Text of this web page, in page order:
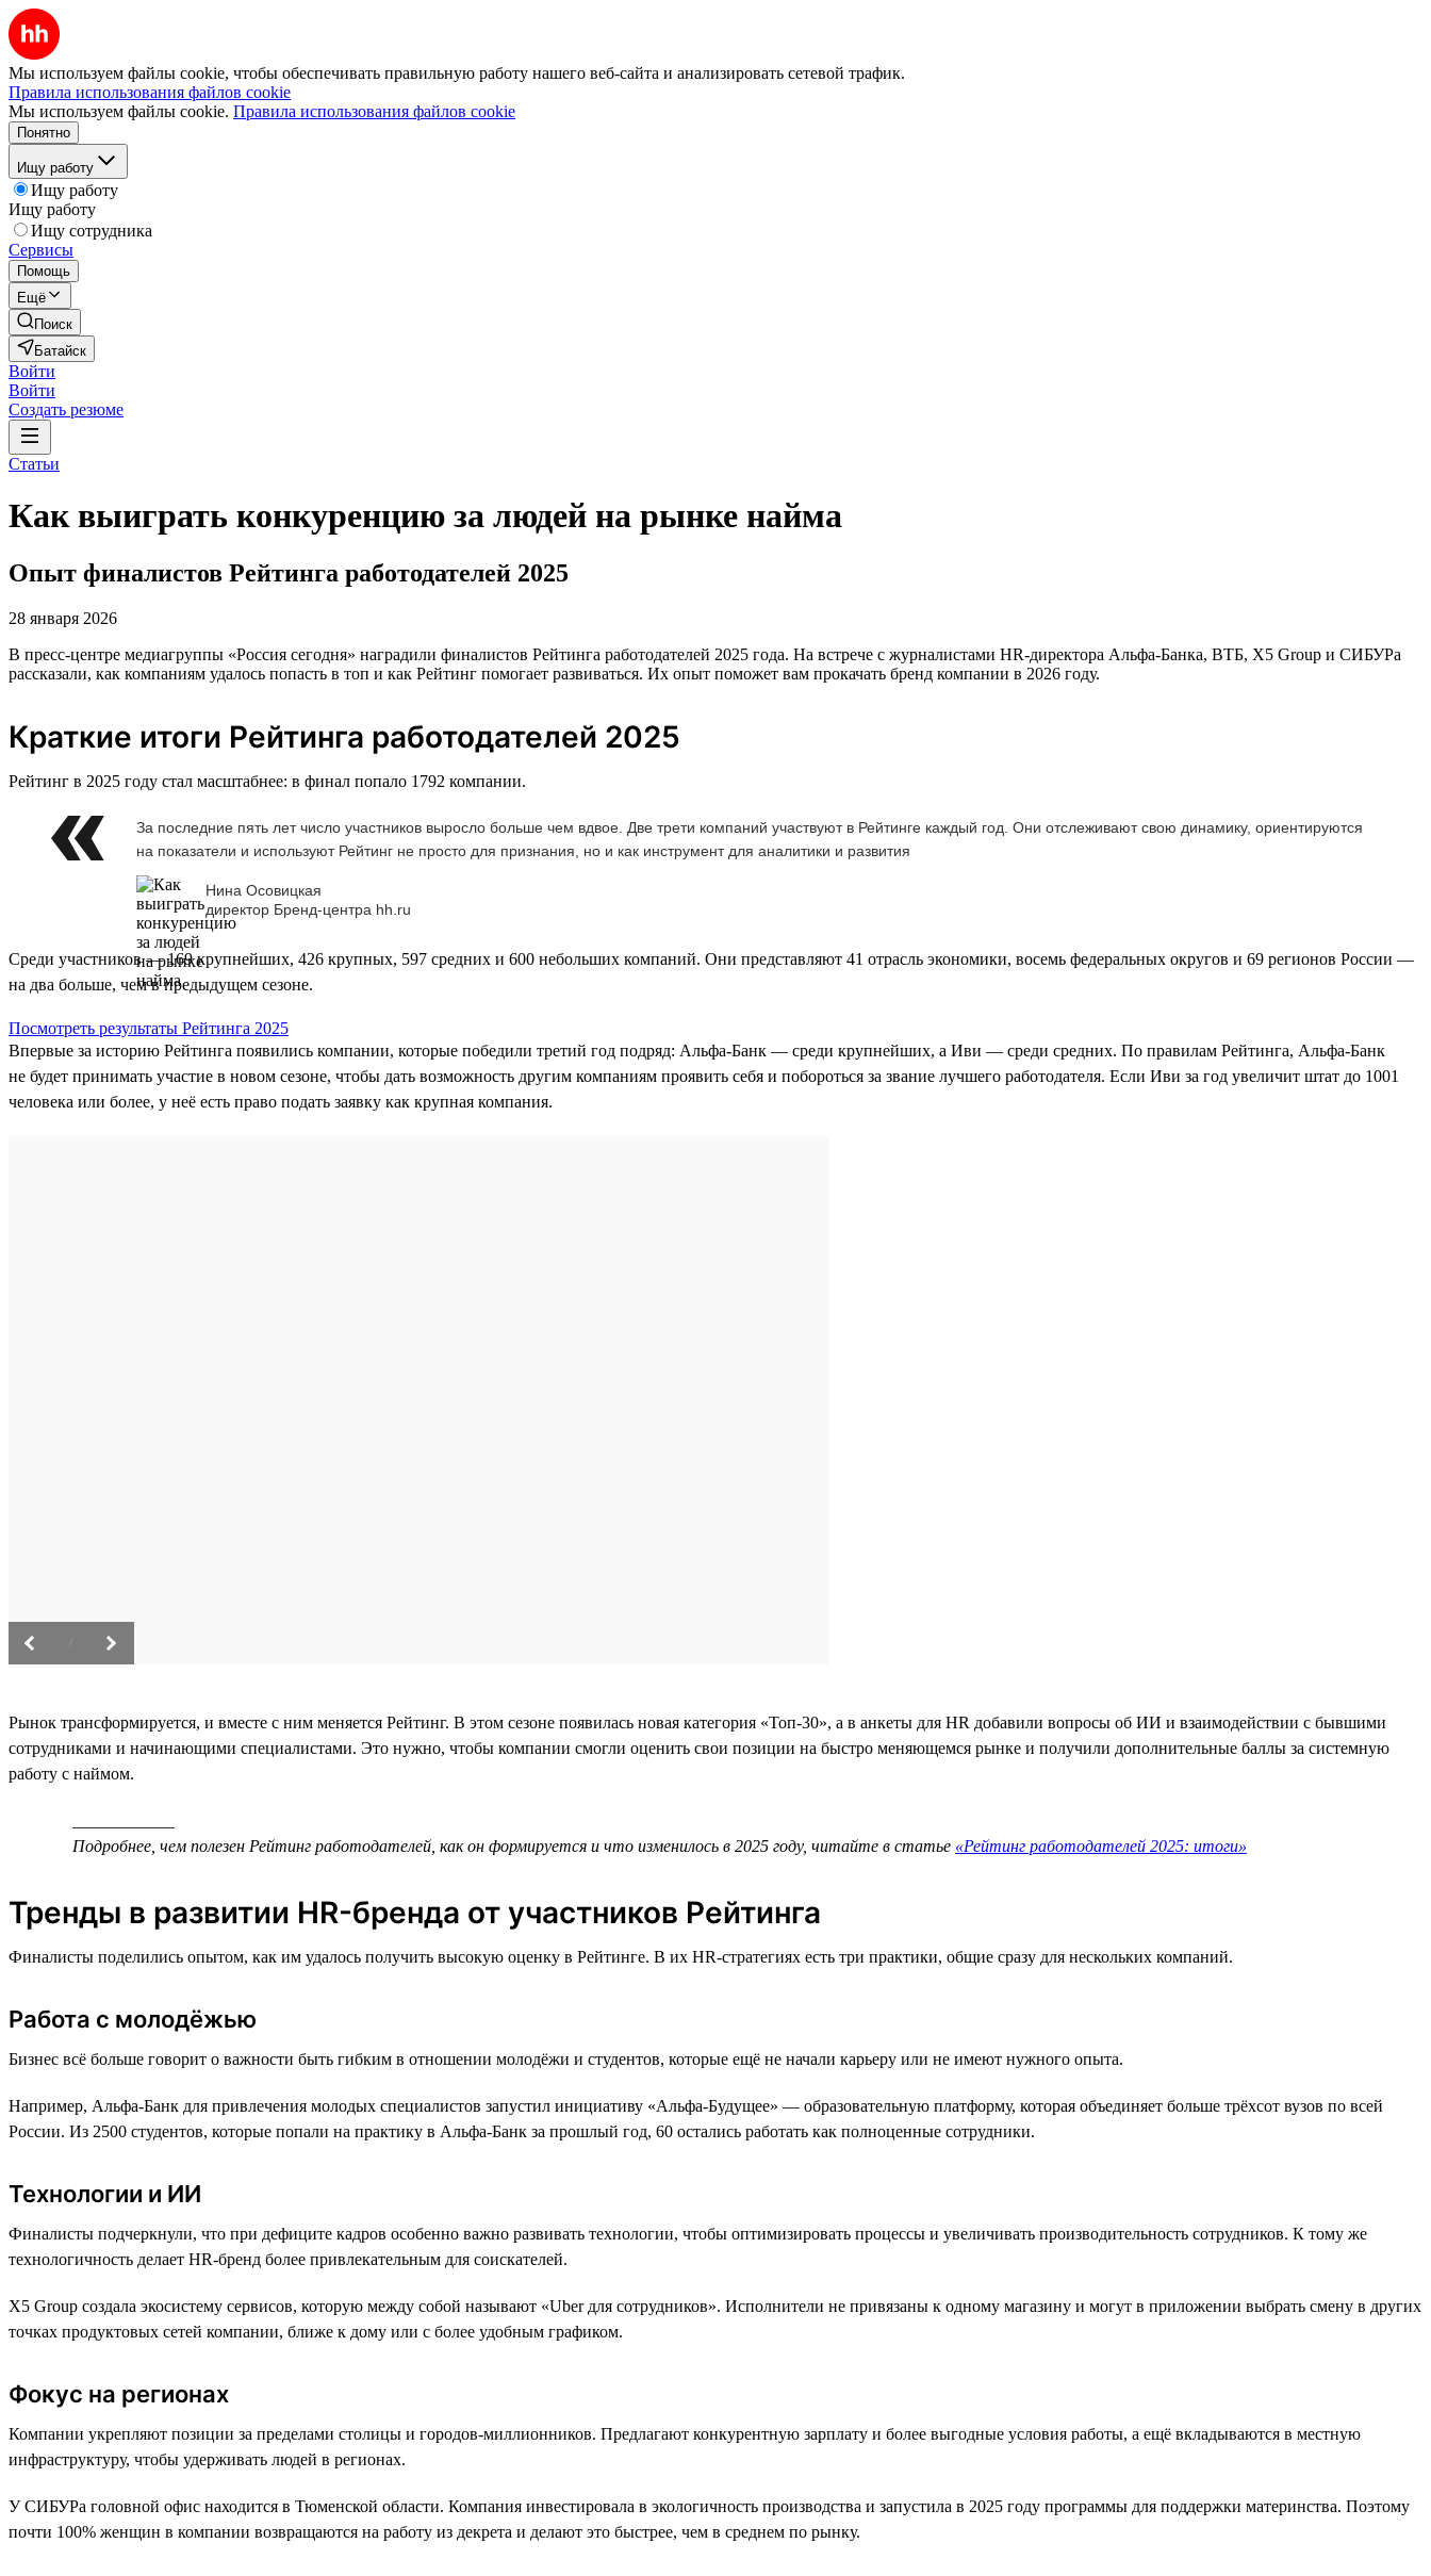
Мы используем файлы cookie, чтобы обеспечивать правильную работу нашего веб-сайта и анализировать сетевой трафик.
Правила использования файлов cookie
Мы используем файлы cookie. Правила использования файлов cookie
Понятно
Ищу работу
Ищу работу
Ищу работу
Ищу сотрудника
Сервисы
Помощь
Ещё
Поиск
Батайск
Войти
Войти
Создать резюме
Статьи
Как выиграть конкуренцию за людей на рынке найма
Опыт финалистов Рейтинга работодателей 2025
28 января 2026
В пресс-центре медиагруппы «Россия сегодня» наградили финалистов Рейтинга работодателей 2025 года. На встрече с журналистами HR-директора Альфа-Банка, ВТБ, X5 Group и СИБУРа
рассказали, как компаниям удалось попасть в топ и как Рейтинг помогает развиваться. Их опыт поможет вам прокачать бренд компании в 2026 году.
Краткие итоги Рейтинга работодателей 2025
Рейтинг в 2025 году стал масштабнее: в финал попало 1792 компании.
За последние пять лет число участников выросло больше чем вдвое. Две трети компаний участвуют в Рейтинге каждый год. Они отслеживают свою динамику, ориентируются
на показатели и используют Рейтинг не просто для признания, но и как инструмент для аналитики и развития
Нина Осовицкая
директор Бренд-центра hh.ru
Среди участников — 169 крупнейших, 426 крупных, 597 средних и 600 небольших компаний. Они представляют 41 отрасль экономики, восемь федеральных округов и 69 регионов России —
на два больше, чем в предыдущем сезоне.
Посмотреть результаты Рейтинга 2025
Впервые за историю Рейтинга появились компании, которые победили третий год подряд: Альфа-Банк — среди крупнейших, а Иви — среди средних. По правилам Рейтинга, Альфа‑Банк
не будет принимать участие в новом сезоне, чтобы дать возможность другим компаниям проявить себя и побороться за звание лучшего работодателя. Если Иви за год увеличит штат до 1001
человека или более, у неё есть право подать заявку как крупная компания.
Рынок трансформируется, и вместе с ним меняется Рейтинг. В этом сезоне появилась новая категория «Топ-30», а в анкеты для HR добавили вопросы об ИИ и взаимодействии с бывшими
сотрудниками и начинающими специалистами. Это нужно, чтобы компании смогли оценить свои позиции на быстро меняющемся рынке и получили дополнительные баллы за системную
работу с наймом.
Подробнее, чем полезен Рейтинг работодателей, как он формируется и что изменилось в 2025 году, читайте в статье «Рейтинг работодателей 2025: итоги»
Тренды в развитии HR-бренда от участников Рейтинга
Финалисты поделились опытом, как им удалось получить высокую оценку в Рейтинге. В их HR-стратегиях есть три практики, общие сразу для нескольких компаний.
Работа с молодёжью
Бизнес всё больше говорит о важности быть гибким в отношении молодёжи и студентов, которые ещё не начали карьеру или не имеют нужного опыта.
Например, Альфа-Банк для привлечения молодых специалистов запустил инициативу «Альфа-Будущее» — образовательную платформу, которая объединяет больше трёхсот вузов по всей
России. Из 2500 студентов, которые попали на практику в Альфа-Банк за прошлый год, 60 остались работать как полноценные сотрудники.
Технологии и ИИ
Финалисты подчеркнули, что при дефиците кадров особенно важно развивать технологии, чтобы оптимизировать процессы и увеличивать производительность сотрудников. К тому же
технологичность делает HR-бренд более привлекательным для соискателей.
X5 Group создала экосистему сервисов, которую между собой называют «Uber для сотрудников». Исполнители не привязаны к одному магазину и могут в приложении выбрать смену в других
точках продуктовых сетей компании, ближе к дому или с более удобным графиком.
Фокус на регионах
Компании укрепляют позиции за пределами столицы и городов-миллионников. Предлагают конкурентную зарплату и более выгодные условия работы, а ещё вкладываются в местную
инфраструктуру, чтобы удерживать людей в регионах.
У СИБУРа головной офис находится в Тюменской области. Компания инвестировала в экологичность производства и запустила в 2025 году программы для поддержки материнства. Поэтому
почти 100% женщин в компании возвращаются на работу из декрета и делают это быстрее, чем в среднем по рынку.